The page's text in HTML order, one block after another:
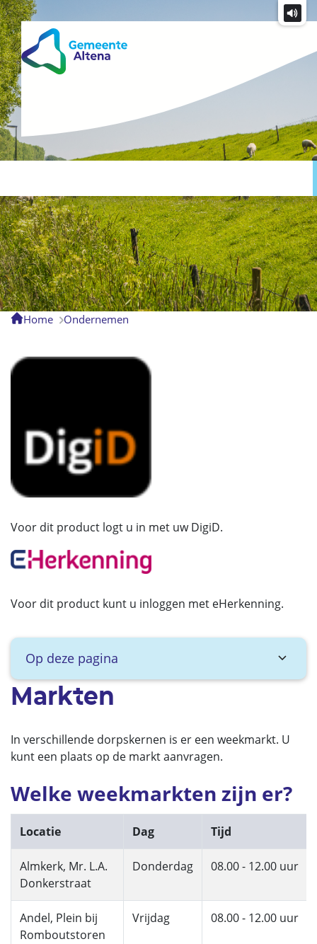
Home Ondernemen
Markten
In verschillende dorpskernen is er een weekmarkt. U
kunt een plaats op de markt aanvragen.
Welke weekmarkten zijn er?
Locatie Dag Tijd
Almkerk, Mr. L.A.
Donkerstraat
Donderdag 08.00 - 12.00 uur
Andel, Plein bij
Romboutstoren
Vrijdag 08.00 - 12.00 uur
Voor dit product logt u in met uw DigiD.
Voor dit product kunt u inloggen met eHerkenning.
Op deze pagina